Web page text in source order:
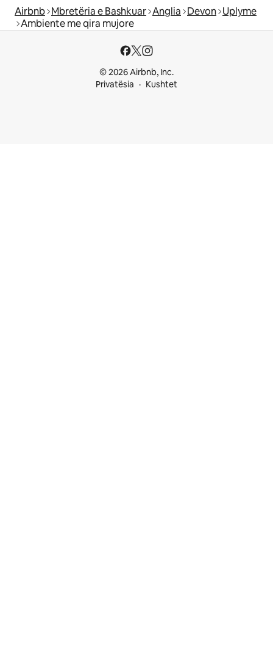
Airbnb Mbretëria e Bashkuar Anglia Devon Uplyme
Ambiente me qira mujore
© 2026 Airbnb, Inc.
Privatësia
Kushtet